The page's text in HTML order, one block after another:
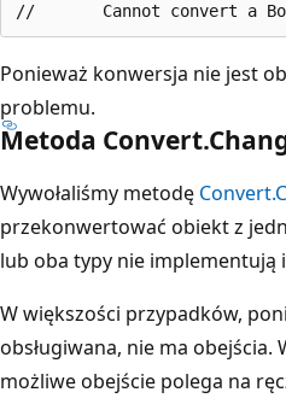
Ponieważ konwersja nie jest
problemu.
Metoda
Wywołaliśmy metodę
przekonwertować obiekt z
lub oba typy nie implementują
W większości przypadków,
obsługiwana, nie ma
możliwe obejście polega na